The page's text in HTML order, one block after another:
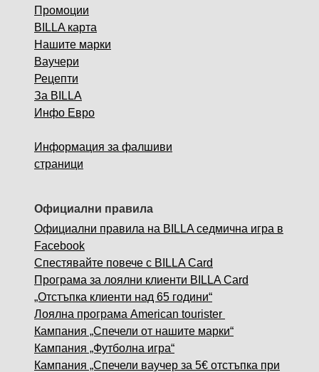
Промоции
BILLA карта
Нашите марки
Ваучери
Рецепти
За BILLA
Инфо Евро
Информация за фалшиви
страници
Официални правила
Официални правила на BILLA седмична игра в
Facebook
Спестявайте повече с BILLA Card
Програма за лоялни клиенти BILLA Card
„Отстъпка клиенти над 65 години“
Лоялна програма American tourister
Кампания „Спечели от нашите марки“
Кампания „Футболна игра“
Кампания „Спечели ваучер за 5€ отстъпка при